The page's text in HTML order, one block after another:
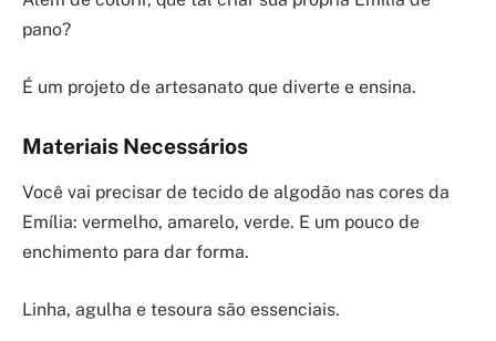
pano?
É um projeto de artesanato que diverte e ensina.
Materiais Necessários
Você vai precisar de tecido de algodão nas cores da
Emília: vermelho, amarelo, verde. E um pouco de
enchimento para dar forma.
Linha, agulha e tesoura são essenciais.